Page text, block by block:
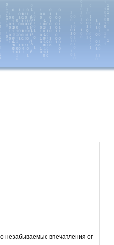
незабываемые впечатления от